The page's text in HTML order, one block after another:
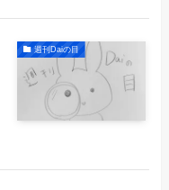
週刊Daiの目